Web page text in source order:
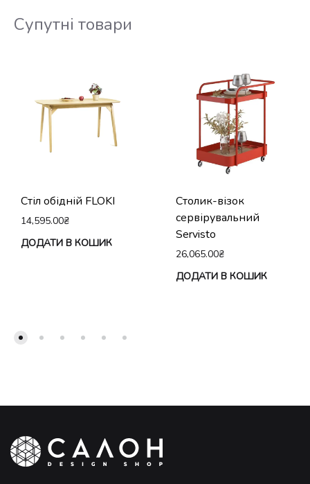
Супутні товари
Стіл обідній FLOKI
14,595.00₴
ДОДАТИ В КОШИК
Столик-візок
сервірувальний
Servisto
26,065.00₴
ДОДАТИ В КОШИК